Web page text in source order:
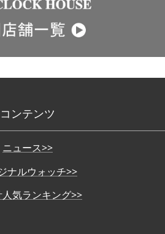
コンテンツ
ニュース>>
ナルウォッチ>>
気ランキング>>